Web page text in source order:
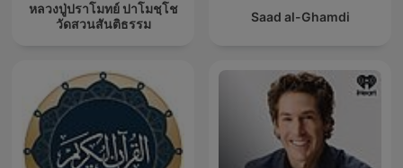
หลวงปู่ปราโมทย์ ปาโมชฺโช
วัดสวนสันติธรรม
Saad al-Ghamdi